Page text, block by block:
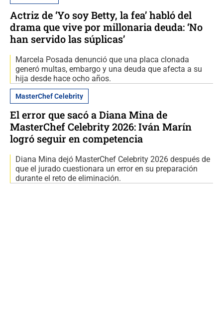
Actriz de ‘Yo soy Betty, la fea’ habló del
drama que vive por millonaria deuda: ‘No
han servido las súplicas’
Marcela Posada denunció que una placa clonada
generó multas, embargo y una deuda que afecta a su
hija desde hace ocho años.
MasterChef Celebrity
El error que sacó a Diana Mina de
MasterChef Celebrity 2026: Iván Marín
logró seguir en competencia
Diana Mina dejó MasterChef Celebrity 2026 después de
que el jurado cuestionara un error en su preparación
durante el reto de eliminación.